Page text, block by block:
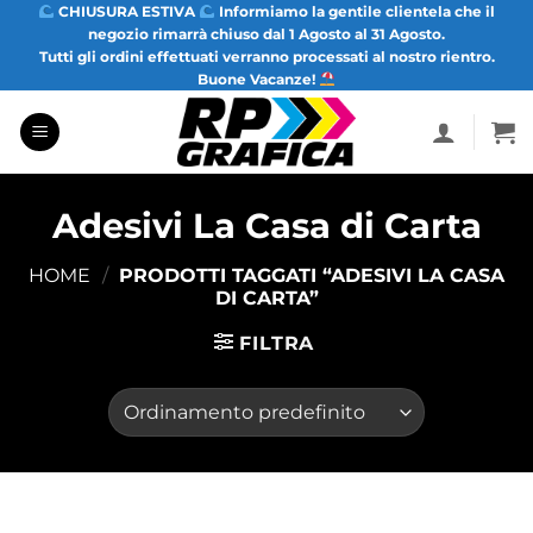
Salta
contenuti
CHIUSURA ESTIVA
Informiamo la gentile clientela che il
negozio rimarrà chiuso dal 1 Agosto al 31 Agosto.
Tutti gli ordini effettuati verranno processati al nostro rientro.
Buone Vacanze!
Adesivi La Casa di Carta
HOME / PRODOTTI TAGGATI “ADESIVI LA CASA
DI CARTA”
FILTRA